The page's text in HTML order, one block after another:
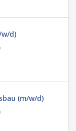
d)
(m/w/d)